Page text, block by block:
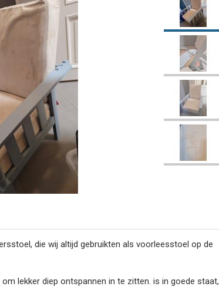
die wij altijd gebruikten als voorleesstoel op de
lekker diep ontspannen in te zitten. is in goede staat,